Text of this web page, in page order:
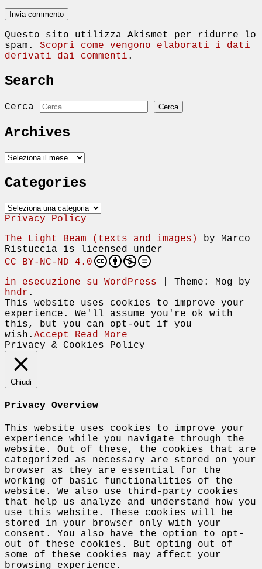
Questo sito utilizza Akismet per ridurre lo
spam. Scopri come vengono elaborati i dati
derivati dai commenti .
Search
Cerca
Archives
Archives
Categories
Categories
Privacy Policy
The Light Beam (texts and images)
by Marco
Ristuccia is licensed under
CC BY-NC-ND 4.0
in esecuzione su WordPress
Theme: Mog by
hndr .
This website uses cookies to improve your
experience. We'll assume you're ok with
this, but you can opt-out if you
wish. Accept
Read More
Privacy & Cookies Policy
Chiudi
Privacy Overview
This website uses cookies to improve your
experience while you navigate through the
website. Out of these, the cookies that are
categorized as necessary are stored on your
browser as they are essential for the
working of basic functionalities of the
website. We also use third-party cookies
that help us analyze and understand how you
use this website. These cookies will be
stored in your browser only with your
consent. You also have the option to opt-
out of these cookies. But opting out of
some of these cookies may affect your
browsing experience.